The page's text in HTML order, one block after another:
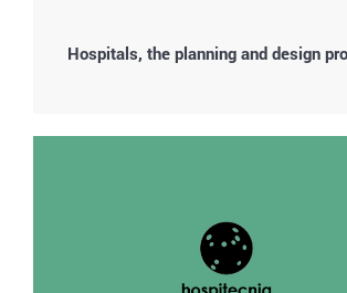
Hospitals, the planning and design